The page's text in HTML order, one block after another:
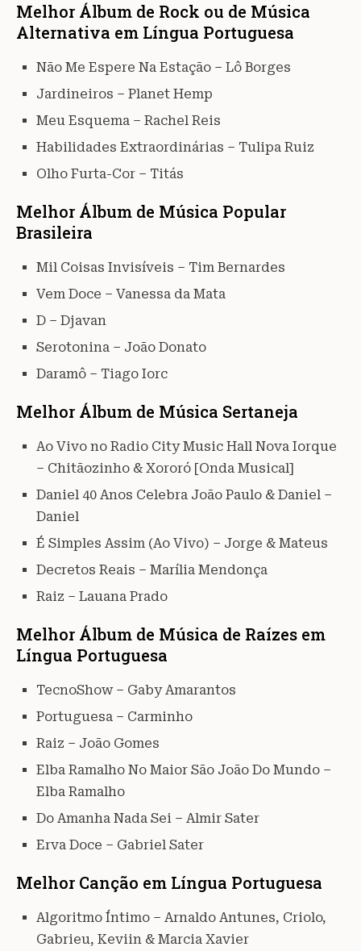
Melhor Álbum de Rock ou de Música
Alternativa em Língua Portuguesa
Não Me Espere Na Estação – Lô Borges
Jardineiros – Planet Hemp
Meu Esquema – Rachel Reis
Habilidades Extraordinárias – Tulipa Ruiz
Olho Furta-Cor – Titás
Melhor Álbum de Música Popular
Brasileira
Mil Coisas Invisíveis – Tim Bernardes
Vem Doce – Vanessa da Mata
D – Djavan
Serotonina – João Donato
Daramô – Tiago Iorc
Melhor Álbum de Música Sertaneja
Ao Vivo no Radio City Music Hall Nova Iorque
– Chitãozinho & Xororó [Onda Musical]
Daniel 40 Anos Celebra João Paulo & Daniel –
Daniel
É Simples Assim (Ao Vivo) – Jorge & Mateus
Decretos Reais – Marília Mendonça
Raiz – Lauana Prado
Melhor Álbum de Música de Raízes em
Língua Portuguesa
TecnoShow – Gaby Amarantos
Portuguesa – Carminho
Raiz – João Gomes
Elba Ramalho No Maior São João Do Mundo –
Elba Ramalho
Do Amanha Nada Sei – Almir Sater
Erva Doce – Gabriel Sater
Melhor Canção em Língua Portuguesa
Algoritmo Íntimo – Arnaldo Antunes, Criolo,
Gabrieu, Keviin & Marcia Xavier